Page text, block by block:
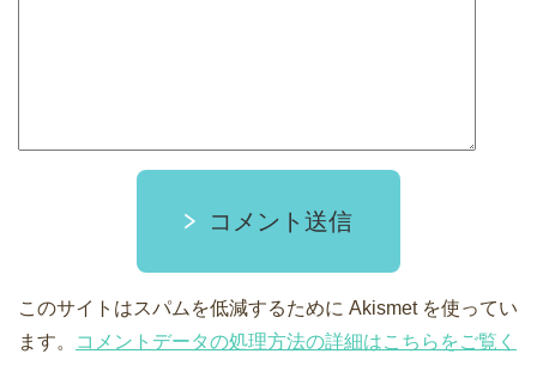
コメント送信
このサイトはスパムを低減するために Akismet を使ってい
ます。
コメントデータの処理方法の詳細はこちらをご覧く